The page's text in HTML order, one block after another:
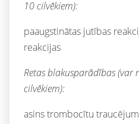
10 cilvēkiem):
paaugstinātas jutības
reakcijas
Retas blakusparādības (var
cilvēkiem):
asins trombocītu